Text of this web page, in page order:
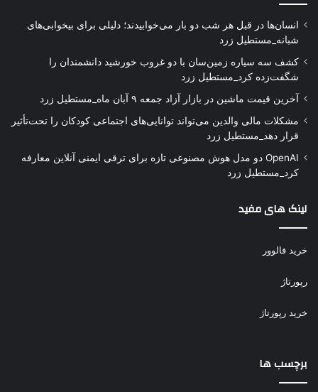
انسان‌ها در قبل هر شب دو بار می‌خوابیدند؛ دلیلی برای بیخوابی‌های
شبانه_مستطیل زرد
کشف سه سیاره زمین‌سان با دو غروب خورشید دانشمندان را
شگفت‌زده کرد_مستطیل زرد
آخرین قیمت ماشین در بازار آزاد جمعه ۹ آبان ماه_مستطیل زرد
مشکلات مالی والدین می‌تواند توانایی‌های اجتماعی کودکان را تحت‌تأثیر
قرار دهد_مستطیل زرد
OpenAI دو مدل هوش مصنوعی تازه برای ترقی ایمنی آنلاین معارفه
کرد_مستطیل زرد
لینک های مفید
خرید فالوور
رپورتاژ
خرید رپورتاژ
برچسب ها